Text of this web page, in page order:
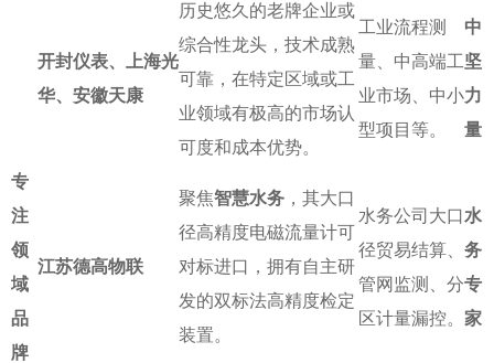
开封仪表、上海光
华、安徽天康
历史悠久的老牌企业或
综合性龙头，技术成熟
可靠，在特定区域或工
业领域有极高的市场认
可度和成本优势。
工业流程测
量、中高端工
业市场、中小
型项目等。
中
坚
力
量
专
注
领
域
品
牌
江苏德高物联
聚焦智慧水务 ，其大口
径高精度电磁流量计可
对标进口，拥有自主研
发的双标法高精度检定
装置。
水务公司大口
径贸易结算、
管网监测、分
区计量漏控。
水
务
专
家